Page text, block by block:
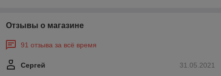
Отзывы о магазине
91 отзыва за всё время
31.05.2021
Сергей